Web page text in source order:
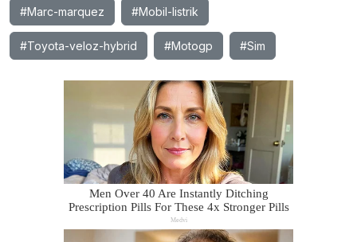
#Marc-marquez #Mobil-listrik
#Toyota-veloz-hybrid #Motogp #Sim